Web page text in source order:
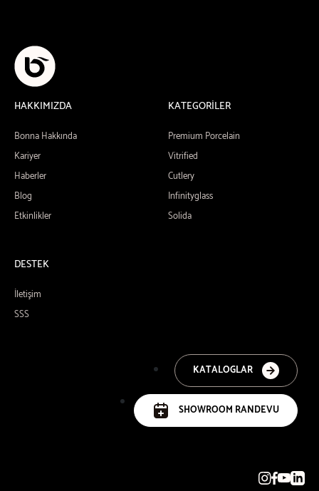
HAKKIMIZDA
Bonna Hakkında
Kariyer
Haberler
Blog
Etkinlikler
KATEGORİLER
Premium Porcelain
Vitrified
Cutlery
Infinityglass
Solida
DESTEK
İletişim
SSS
KATALOGLAR
SHOWROOM RANDEVU